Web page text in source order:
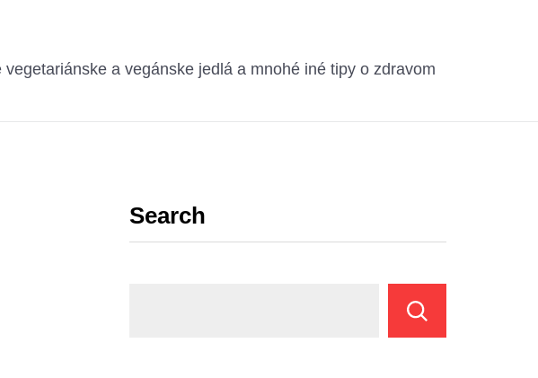
a vegánske jedlá a mnohé iné tipy o zdravom
Search